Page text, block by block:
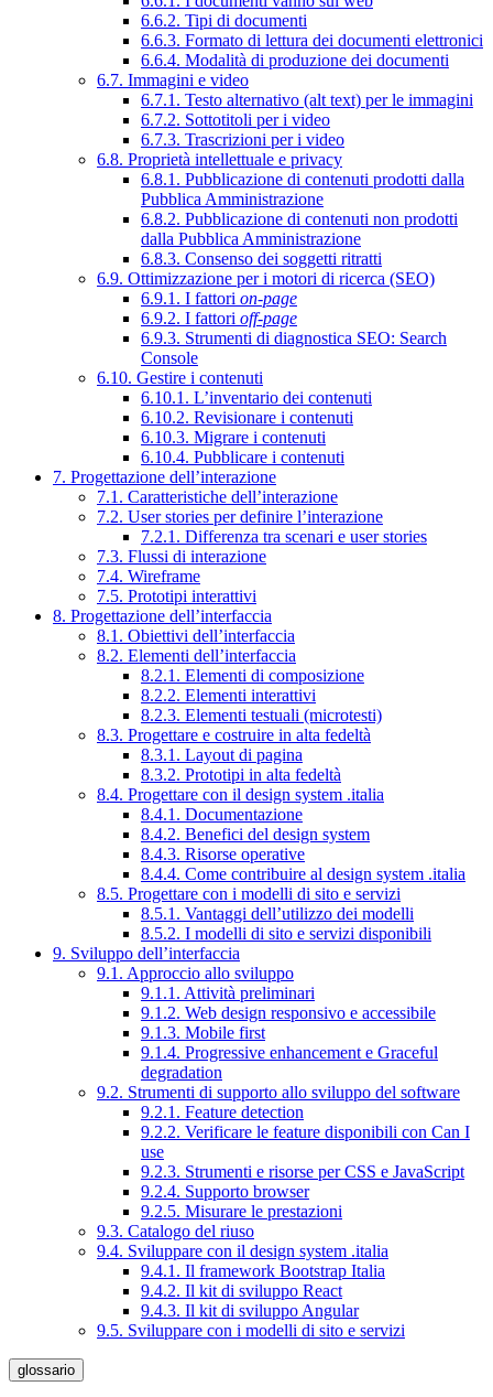
6.6.2. Tipi di documenti
6.6.3. Formato di lettura dei documenti elettronici
6.6.4. Modalità di produzione dei documenti
6.7. Immagini e video
6.7.1. Testo alternativo (alt text) per le immagini
6.7.2. Sottotitoli per i video
6.7.3. Trascrizioni per i video
6.8. Proprietà intellettuale e privacy
6.8.1. Pubblicazione di contenuti prodotti dalla
Pubblica Amministrazione
6.8.2. Pubblicazione di contenuti non prodotti
dalla Pubblica Amministrazione
6.8.3. Consenso dei soggetti ritratti
6.9. Ottimizzazione per i motori di ricerca (SEO)
6.9.1. I fattori on-page
6.9.2. I fattori off-page
6.9.3. Strumenti di diagnostica SEO: Search
Console
6.10. Gestire i contenuti
6.10.1. L’inventario dei contenuti
6.10.2. Revisionare i contenuti
6.10.3. Migrare i contenuti
6.10.4. Pubblicare i contenuti
7. Progettazione dell’interazione
7.1. Caratteristiche dell’interazione
7.2. User stories per definire l’interazione
7.2.1. Differenza tra scenari e user stories
7.3. Flussi di interazione
7.4. Wireframe
7.5. Prototipi interattivi
8. Progettazione dell’interfaccia
8.1. Obiettivi dell’interfaccia
8.2. Elementi dell’interfaccia
8.2.1. Elementi di composizione
8.2.2. Elementi interattivi
8.2.3. Elementi testuali (microtesti)
8.3. Progettare e costruire in alta fedeltà
8.3.1. Layout di pagina
8.3.2. Prototipi in alta fedeltà
8.4. Progettare con il design system .italia
8.4.1. Documentazione
8.4.2. Benefici del design system
8.4.3. Risorse operative
8.4.4. Come contribuire al design system .italia
8.5. Progettare con i modelli di sito e servizi
8.5.1. Vantaggi dell’utilizzo dei modelli
8.5.2. I modelli di sito e servizi disponibili
9. Sviluppo dell’interfaccia
9.1. Approccio allo sviluppo
9.1.1. Attività preliminari
9.1.2. Web design responsivo e accessibile
9.1.3. Mobile first
9.1.4. Progressive enhancement e Graceful
degradation
9.2. Strumenti di supporto allo sviluppo del software
9.2.1. Feature detection
9.2.2. Verificare le feature disponibili con Can I
use
9.2.3. Strumenti e risorse per CSS e JavaScript
9.2.4. Supporto browser
9.2.5. Misurare le prestazioni
9.3. Catalogo del riuso
9.4. Sviluppare con il design system .italia
9.4.1. Il framework Bootstrap Italia
9.4.2. Il kit di sviluppo React
9.4.3. Il kit di sviluppo Angular
9.5. Sviluppare con i modelli di sito e servizi
glossario